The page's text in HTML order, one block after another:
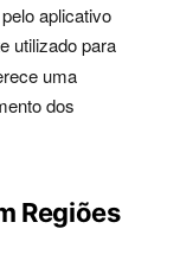
aplicativo
utilizado para
uma
dos
Regiões